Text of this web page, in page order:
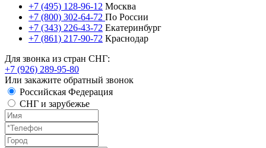
+7 (495) 128-96-12 Москва
+7 (800) 302-64-72 По России
+7 (343) 226-43-72 Екатеринбург
+7 (861) 217-90-72 Краснодар
Для звонка из стран СНГ:
+7 (926) 289-95-80
Или закажите обратный звонок
Российская Федерация
СНГ и зарубежье